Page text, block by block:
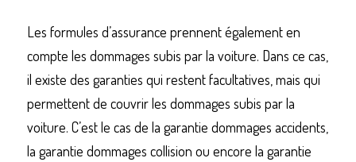
Les formules d’assurance prennent également en
compte les dommages subis par la voiture. Dans ce cas,
il existe des garanties qui restent facultatives, mais qui
permettent de couvrir les dommages subis par la
voiture. C’est le cas de la garantie dommages accidents,
la garantie dommages collision ou encore la garantie